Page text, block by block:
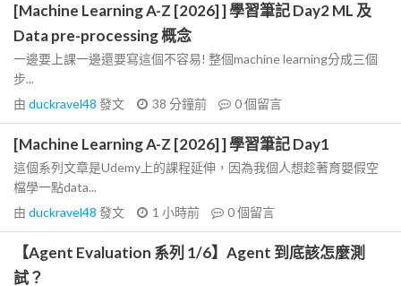
[Machine Learning A-Z [2026] ] 學習筆記 Day2 ML 及
Data pre-processing 概念
一邊要上課一邊還要寫這個不容易! 整個machine learning分成三個
步...
由 duckravel48 發文 38 分鐘前 0個留言
[Machine Learning A-Z [2026] ] 學習筆記 Day1
這個系列文章是Udemy上的課程延伸，因為我個人想趁著育嬰假空
檔學一點data...
由 duckravel48 發文 1 小時前 0個留言
【Agent Evaluation 系列 1/6】Agent 到底該怎麼測
試？